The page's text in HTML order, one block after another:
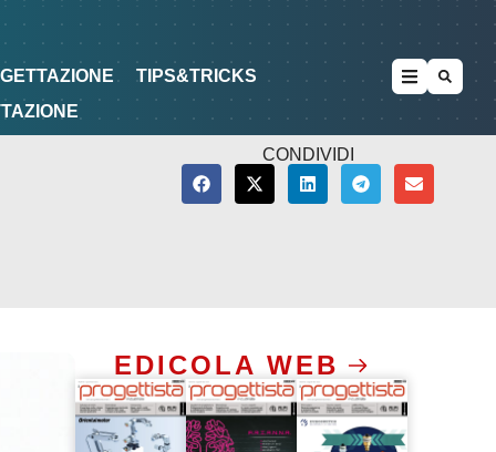
DI PROGETTAZIONE
TIPS&TRICKS
CONDIVIDI
EDICOLA WEB